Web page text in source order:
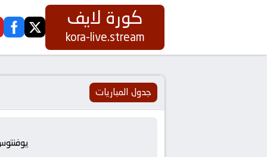
كورة
لايف
كورة لايف
kora-live.stream
twitter
جدول المباريات